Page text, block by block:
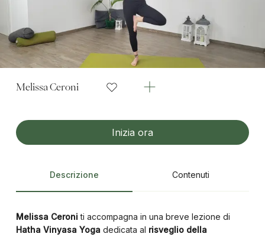
Melissa Ceroni
Inizia ora
Descrizione Contenuti
Melissa Ceroni ti accompagna in una breve lezione di
Hatha Vinyasa Yoga dedicata al risveglio della